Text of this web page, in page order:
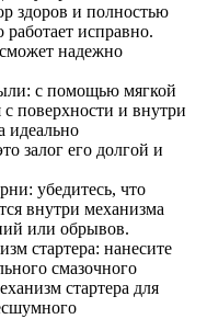
здоров и полностью
работает исправно.
сможет надежно
с помощью мягкой
с поверхности и внутри
идеально
залог его долгой и
убедитесь, что
внутри механизма
или обрывов.
стартера: нанесите
смазочного
стартера для